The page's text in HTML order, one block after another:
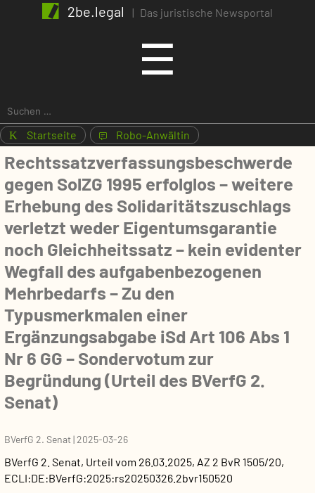
2be.legal | Das juristische Newsportal
☰
Suchen
nach:
K Startseite 1 Robo-Anwältin
Rechtssatzverfassungsbeschwerde
gegen SolZG 1995 erfolglos – weitere
Erhebung des Solidaritätszuschlags
verletzt weder Eigentumsgarantie
noch Gleichheitssatz – kein evidenter
Wegfall des aufgabenbezogenen
Mehrbedarfs – Zu den
Typusmerkmalen einer
Ergänzungsabgabe iSd Art 106 Abs 1
Nr 6 GG – Sondervotum zur
Begründung (Urteil des BVerfG 2.
Senat)
BVerfG 2. Senat|2025-03-26
BVerfG 2. Senat, Urteil vom 26.03.2025, AZ 2 BvR 1505/20,
ECLI:DE:BVerfG:2025:rs20250326.2bvr150520